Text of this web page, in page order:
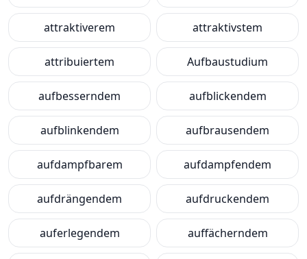
attraktiverem attraktivstem
attribuiertem Aufbaustudium
aufbesserndem aufblickendem
aufblinkendem aufbrausendem
aufdampfbarem aufdampfendem
aufdrängendem aufdruckendem
auferlegendem auffächerndem